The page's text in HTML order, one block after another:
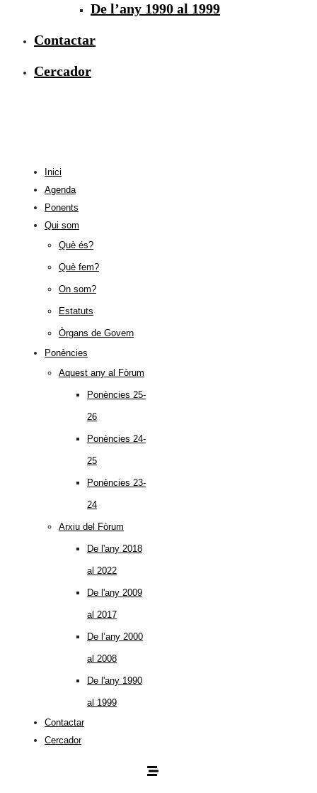
De l’any 1990 al 1999
Contactar
Cercador
Inici
Agenda
Ponents
Qui som
Què és?
Què fem?
On som?
Estatuts
Òrgans de Govern
Ponències
Aquest any al Fòrum
Ponències 25-
26
Ponències 24-
25
Ponències 23-
24
Arxiu del Fòrum
De l'any 2018
al 2022
De l'any 2009
al 2017
De l’any 2000
al 2008
De l'any 1990
al 1999
Contactar
Cercador